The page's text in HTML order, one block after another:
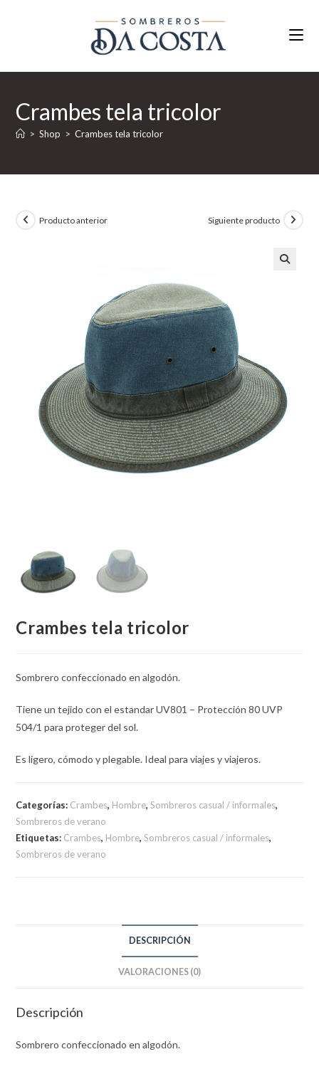
Crambes tela tricolor
> Shop > Crambes tela tricolor
Producto anterior Siguiente producto
Crambes tela tricolor
Sombrero confeccionado en algodón.
Tiene un tejido con el estandar UV801 – Protección 80 UVP
504/1 para proteger del sol.
Es ligero, cómodo y plegable. Ideal para viajes y viajeros.
Categorías: Crambes, Hombre,Sombreros casual / informales,
Sombreros de verano
Etiquetas: Crambes, Hombre,Sombreros casual / informales,
Sombreros de verano
DESCRIPCIÓN
VALORACIONES (0)
Descripción
Sombrero confeccionado en algodón.